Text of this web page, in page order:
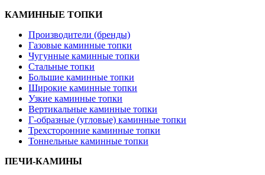
КАМИННЫЕ ТОПКИ
Производители (бренды)
Газовые каминные топки
Чугунные каминные топки
Стальные топки
Большие каминные топки
Широкие каминные топки
Узкие каминные топки
Вертикальные каминные топки
Г-образные (угловые) каминные топки
Трехсторонние каминные топки
Тоннельные каминные топки
ПЕЧИ-КАМИНЫ